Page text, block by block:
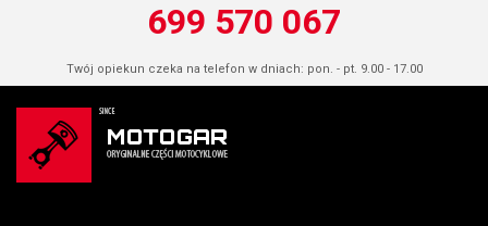
699 570 067
Twój opiekun czeka na telefon w dniach: pon. - pt. 9.00 - 17.00